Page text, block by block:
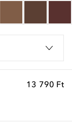
13 790 Ft